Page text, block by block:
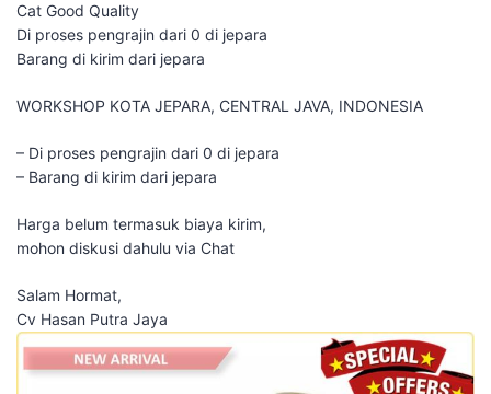
Cat Good Quality
Di proses pengrajin dari 0 di jepara
Barang di kirim dari jepara
WORKSHOP KOTA JEPARA, CENTRAL JAVA, INDONESIA
– Di proses pengrajin dari 0 di jepara
– Barang di kirim dari jepara
Harga belum termasuk biaya kirim,
mohon diskusi dahulu via Chat
Salam Hormat,
Cv Hasan Putra Jaya